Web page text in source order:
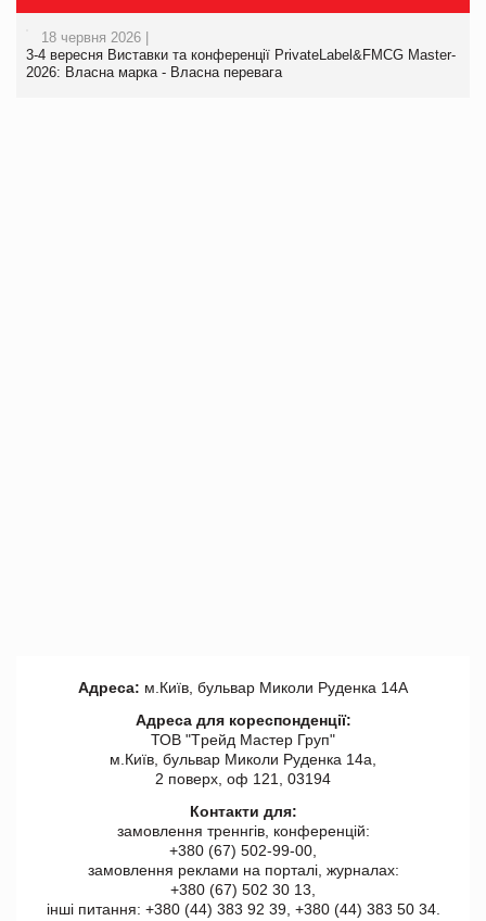
18 червня 2026 |
3-4 вересня Виставки та конференції PrivateLabel&FMCG Master-
2026: Власна марка - Власна перевага
Адреса: м.Київ, бульвар Миколи Руденка 14А
Адреса для кореспонденції:
ТОВ "Tрейд Мастер Груп"
м.Київ, бульвар Миколи Руденка 14а,
2 поверх, оф 121, 03194
Контакти для:
замовлення треннгів, конференцій:
+380 (67) 502-99-00,
замовлення реклами на порталі, журналах:
+380 (67) 502 30 13,
інші питання: +380 (44) 383 92 39, +380 (44) 383 50 34.